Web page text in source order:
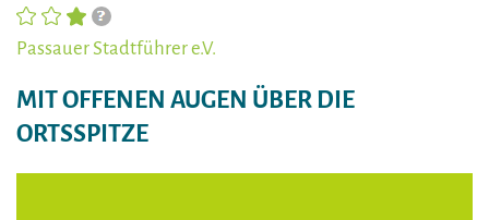
Passauer Stadtführer e.V.
MIT OFFENEN AUGEN ÜBER DIE
ORTSSPITZE